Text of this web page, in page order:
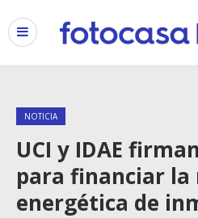
NOTICIA
UCI y IDAE
para financiar
energética de